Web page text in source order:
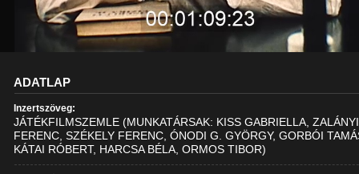
ADATLAP
Inzertszöveg:
JÁTÉKFILMSZEMLE (MUNKATÁRSAK: KISS GABRIELLA, ZALÁNYI
FERENC, SZÉKELY FERENC, ÓNODI G. GYÖRGY, GORBÓI
KÁTAI RÓBERT, HARCSA BÉLA, ORMOS TIBOR)